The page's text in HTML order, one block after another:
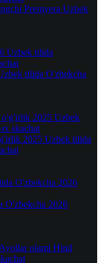
Premyera Uzbek
tilida O'zbekcha
2025 Uzbek tilida
O'zbekcha 2026